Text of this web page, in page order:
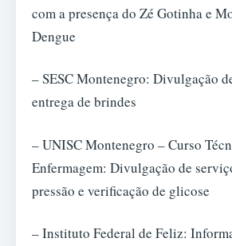
com a presença do Zé Gotinha e
Dengue
– SESC Montenegro: Divulgação
entrega de brindes
– UNISC Montenegro – Curso
Enfermagem: Divulgação de
pressão e verificação de glicose
– Instituto Federal de Feliz: